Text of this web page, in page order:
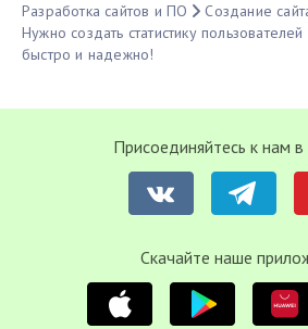
Разработка сайтов и ПО
Создание
Нужно создать статистику
быстро и надежно!
Присоединяйтесь к нам в
Cкачайте наше